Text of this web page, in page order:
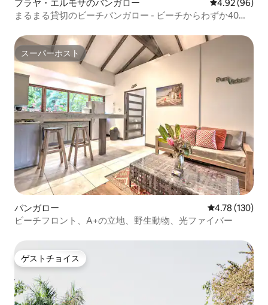
プラヤ・エルモサのバンガロー レビュー96
4.92 (96)
まるまる貸切のビーチバンガロー - ビーチからわずか40
スーパーホスト
スーパーホスト
バンガロー レビュー130
4.78 (130)
ビーチフロント、A+の立地、野生動物、光ファイバー
ゲストチョイス
ゲストチョイス